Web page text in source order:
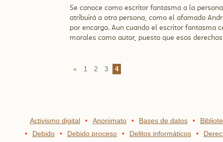
Se conoce como escritor fantasma a la
atribuirá a otra persona, como el afamado
por encargo. Aun cuando el escritor fantasma
morales como autor, puesto que esos
« 1 2 3 4
Activismo digital Anonimato Bases de datos
Debido
Debido proceso Delitos informáticos